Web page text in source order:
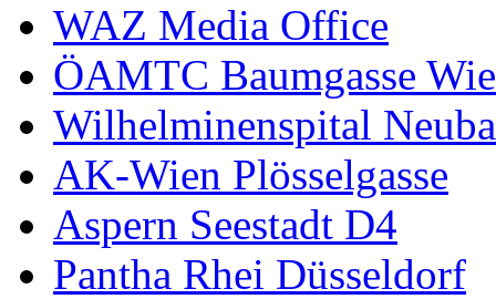
WAZ Media Office
ÖAMTC Baumgasse
Wilhelminenspital
AK-Wien Plösselgasse
Aspern Seestadt D4
Pantha Rhei Düsseldorf